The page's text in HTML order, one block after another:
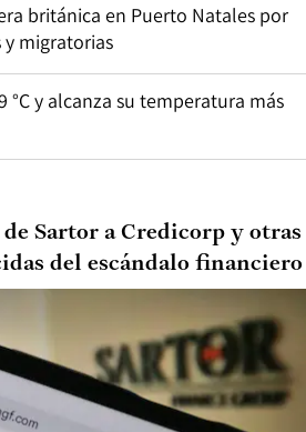
británica en Puerto Natales por
y migratorias
°C y alcanza su temperatura más
Sartor a Credicorp y otras
del escándalo financiero